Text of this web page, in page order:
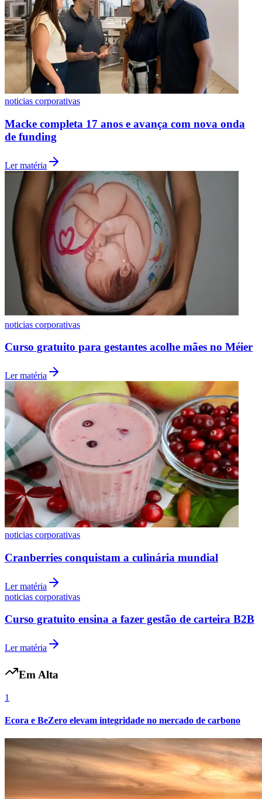
Fluminense
Vasco
noticias corporativas
Macke completa 17 anos e avança com nova onda
de funding
Ler matéria
noticias corporativas
Curso gratuito para gestantes acolhe mães no Méier
Ler matéria
noticias corporativas
Cranberries conquistam a culinária mundial
Ler matéria
noticias corporativas
Curso gratuito ensina a fazer gestão de carteira B2B
Ler matéria
Em Alta
1
Ecora e BeZero elevam integridade no mercado de carbono